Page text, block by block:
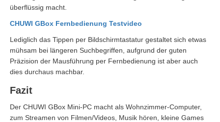
überflüssig macht.
CHUWI GBox Fernbedienung Testvideo
Lediglich das Tippen per Bildschirmtastatur gestaltet sich etwas
mühsam bei längeren Suchbegriffen, aufgrund der guten
Präzision der Mausführung per Fernbedienung ist aber auch
dies durchaus machbar.
Fazit
Der CHUWI GBox Mini-PC macht als Wohnzimmer-Computer,
zum Streamen von Filmen/Videos, Musik hören, kleine Games